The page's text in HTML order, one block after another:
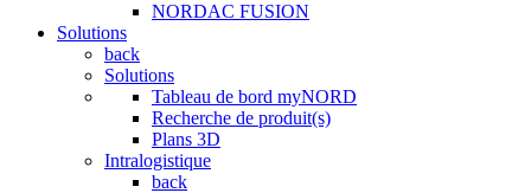
NORDAC FUSION
Solutions
back
Solutions
Tableau de bord myNORD
Recherche de produit(s)
Plans 3D
Intralogistique
back